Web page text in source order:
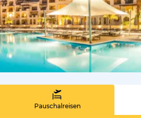
Pauschalreisen